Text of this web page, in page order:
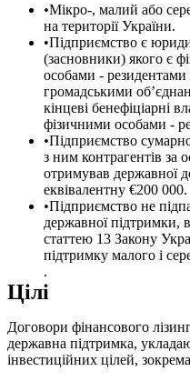
Мікро-, малий або
на території України.
Підприємство є
(засновники) якого є
особами - резидентами
громадськими
кінцеві бенефіціарні
фізичними особами -
Підприємство
з ним контрагентів за
отримував державної
еквівалентну €200 000.
Підприємство не
державної підтримки,
статтею 13 Закону
підтримку малого і
.
Цілі
Договори фінансового
державна підтримка,
інвестиційних цілей,